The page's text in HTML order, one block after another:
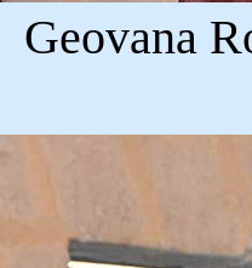
Geovana